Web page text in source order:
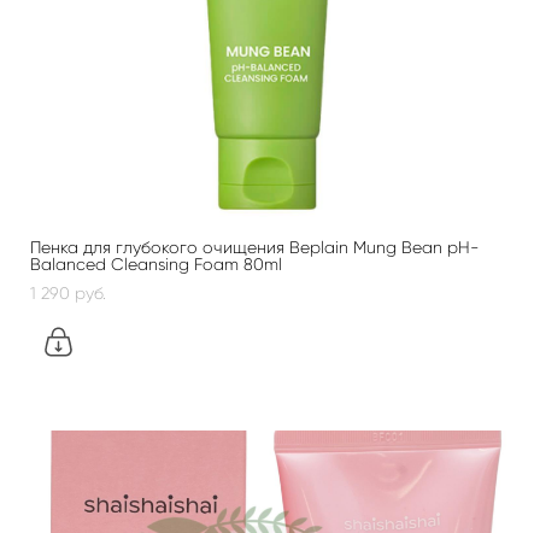
Пенка для глубокого очищения Beplain Mung Bean pH-
Balanced Cleansing Foam 80ml
1 290 pуб.